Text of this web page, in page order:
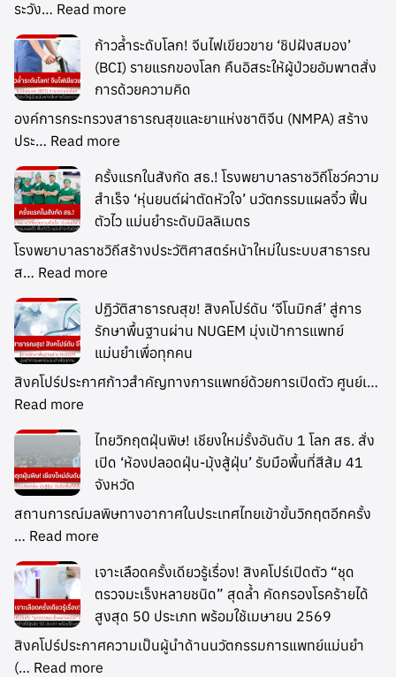
ระวัง… Read more
ก้าวล้ำระดับโลก! จีนไฟเขียวขาย ‘ชิปฝังสมอง’
(BCI) รายแรกของโลก คืนอิสระให้ผู้ป่วยอัมพาตสั่ง
การด้วยความคิด
องค์การกระทรวงสาธารณสุขและยาแห่งชาติจีน (NMPA) สร้าง
ประ… Read more
ครั้งแรกในสังกัด สธ.! โรงพยาบาลราชวิถีโชว์ความ
สำเร็จ ‘หุ่นยนต์ผ่าตัดหัวใจ’ นวัตกรรมแผลจิ๋ว ฟื้น
ตัวไว แม่นยำระดับมิลลิเมตร
โรงพยาบาลราชวิถีสร้างประวัติศาสตร์หน้าใหม่ในระบบสาธารณ
ส… Read more
ปฏิวัติสาธารณสุข! สิงคโปร์ดัน ‘จีโนมิกส์’ สู่การ
รักษาพื้นฐานผ่าน NUGEM มุ่งเป้าการแพทย์
แม่นยำเพื่อทุกคน
สิงคโปร์ประกาศก้าวสำคัญทางการแพทย์ด้วยการเปิดตัว ศูนย์เ…
Read more
ไทยวิกฤตฝุ่นพิษ! เชียงใหม่รั้งอันดับ 1 โลก สธ. สั่ง
เปิด ‘ห้องปลอดฝุ่น-มุ้งสู้ฝุ่น’ รับมือพื้นที่สีส้ม 41
จังหวัด
สถานการณ์มลพิษทางอากาศในประเทศไทยเข้าขั้นวิกฤตอีกครั้ง
… Read more
เจาะเลือดครั้งเดียวรู้เรื่อง! สิงคโปร์เปิดตัว “ชุด
ตรวจมะเร็งหลายชนิด” สุดล้ำ คัดกรองโรคร้ายได้
สูงสุด 50 ประเภท พร้อมใช้เมษายน 2569
สิงคโปร์ประกาศความเป็นผู้นำด้านนวัตกรรมการแพทย์แม่นยำ
(… Read more